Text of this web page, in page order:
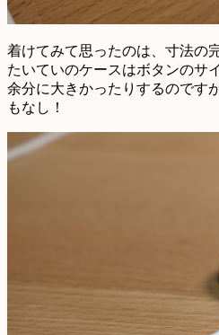
着けてみて思ったのは、寸法の
たいていのケースはボタンのサ
余分に大きかったりするのです
もなし！